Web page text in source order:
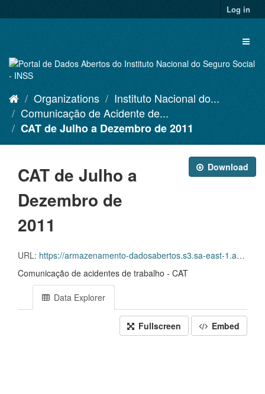
to
Log in
Organizations
Instituto Nacional do...
Comunicação de Acidente de...
CAT de Julho a Dezembro de 2011
Download
CAT de Julho a
Dezembro de
2011
URL: https://armazenamento-dadosabertos.s3.sa-east-1.amazonaws.com/PDA_2023_2025/Grupos_de_dados/Comunica%C3%A7%C3%B5es+de+Acidente+de+Trabalho+%E2%80%93+CAT/CATS+EMITIDAS_JULHO+A+DEZEMBRO_2011.xlsx
Comunicação de acidentes de trabalho - CAT
Data Explorer
Fullscreen Embed